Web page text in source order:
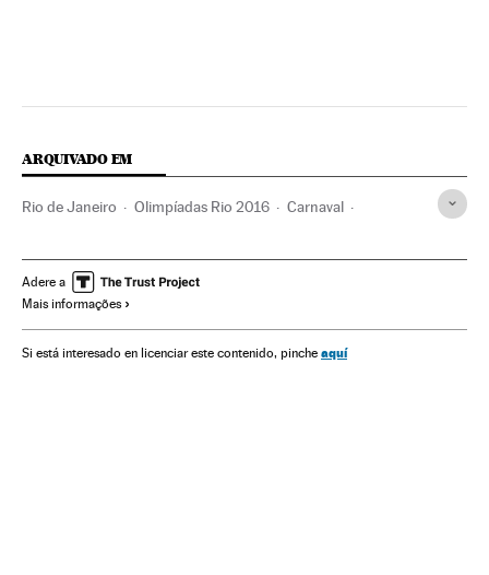
ARQUIVADO EM
Rio de Janeiro Olimpíadas Rio 2016 Carnaval
América do Sul América Latina
Esportes
Cultura tradicional Cultura
Adere a
Mais informações
Si está interesado en licenciar este contenido, pinche aquí